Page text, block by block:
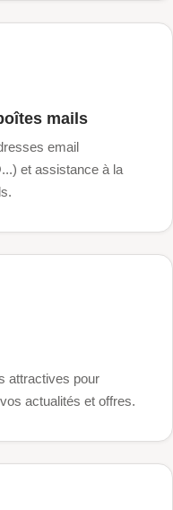
mails
email
et assistance à la
attractives pour
actualités et offres.